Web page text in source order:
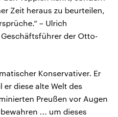
Zeit heraus zu beurteilen,
– Ulrich
der Otto-
Konservativer. Er
diese alte Welt des
Preußen vor Augen
... um dieses